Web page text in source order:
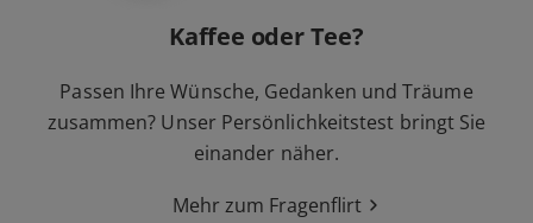
Kaffee oder Tee?
Passen Ihre Wünsche, Gedanken und Träume
zusammen? Unser Persönlichkeitstest bringt Sie
einander näher.
Mehr zum Fragenflirt